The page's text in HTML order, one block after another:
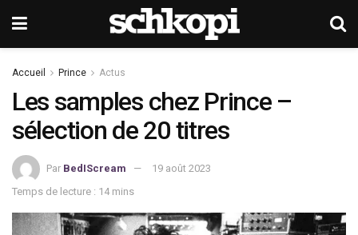
Accueil Prince Actus
Les samples chez Prince –
sélection de 20 titres
Par BedIScream
19 août 2023
Temps de lecture : 14 mins